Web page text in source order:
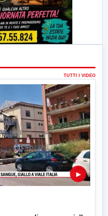
TUTTI I VIDEO
▶